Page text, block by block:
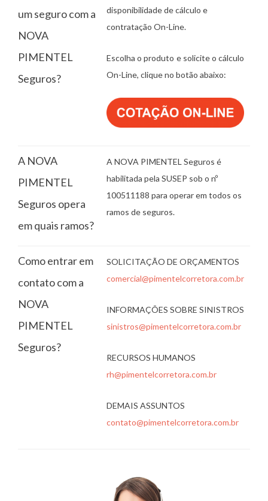
um seguro com a
NOVA
PIMENTEL
Seguros?
disponibilidade de cálculo e
contratação On-Line.
Escolha o produto e solicite o cálculo
On-Line, clique no botão abaixo:
A NOVA
PIMENTEL
Seguros opera
em quais ramos?
A NOVA PIMENTEL Seguros é
habilitada pela SUSEP sob o nº
100511188 para operar em todos os
ramos de seguros.
Como entrar em
contato com a
NOVA
PIMENTEL
Seguros?
SOLICITAÇÃO DE ORÇAMENTOS
comercial@pimentelcorretora.com.br
INFORMAÇÕES SOBRE SINISTROS
sinistros@pimentelcorretora.com.br
RECURSOS HUMANOS
rh@pimentelcorretora.com.br
DEMAIS ASSUNTOS
contato@pimentelcorretora.com.br